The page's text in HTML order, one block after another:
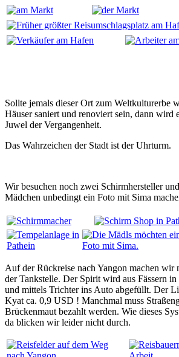
Sollte jemals dieser Ort zum Weltkulturerbe
Häuser saniert und renoviert sein, dann wird
Juwel der Vergangenheit.
Das Wahrzeichen der Stadt ist der Uhrturm.
Wir besuchen noch zwei Schirmhersteller
Mädchen unbedingt ein Foto mit Sima
Auf der Rückreise nach Yangon machen wir
der Tankstelle. Der Spirit wird aus Fässern
und mittels Trichter ins Auto abgefüllt. Der
Kyat ca. 0,9 USD ! Manchmal muss
Brückenmaut bezahlt werden. Wie dieses
da blicken wir leider nicht durch.